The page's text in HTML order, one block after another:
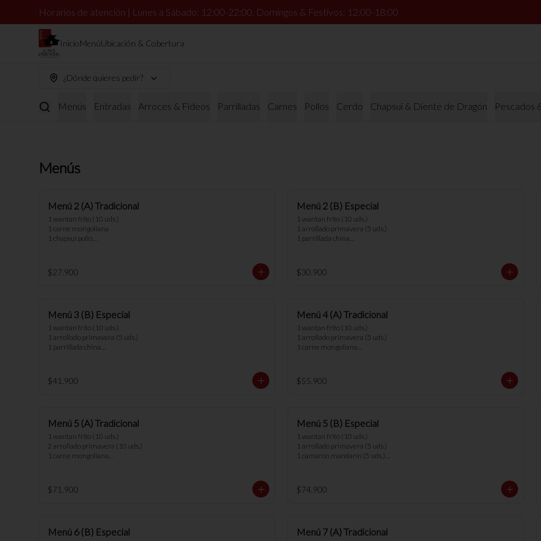
Horarios de atención | Lunes a Sábado: 12:00-22:00, Domingos & Festivos: 12:00-18:00
InicioMenúUbicación & Cobertura
¿Dónde quieres pedir?
Menús Entradas Arroces & Fideos Parrilladas Carnes Pollos Cerdo Chapsui & Diente de Dragón Pescados
Menús
Menú 2 (A) Tradicional
1 wantan frito (10 uds.)
1 carne mongoliana
1 chapsui pollo
*nota: no se pueden hacer cambios en
los menús.
$27.900
Menú 2 (B) Especial
1 wantan frito (10 uds.)
1 arrollado primavera (5 uds.)
1 parrillada china
*nota: no se pueden hacer cambios en
los menús.
$30.900
Menú 3 (B) Especial
1 wantan frito (10 uds.)
1 arrollado primavera (5 uds.)
1 parrillada china
*nota: no se pueden hacer cambios en
$41.900
Menú 4 (A) Tradicional
1 wantan frito (10 uds.)
1 arrollado primavera (5 uds.)
1 carne mongoliana
1 arrollado de marisco
4 arroz chaufan
$55.900
Menú 5 (A) Tradicional
1 wantan frito (10 uds.)
2 arrollado primavera (10 uds.)
1 carne mongoliana
1 arrollado de marisco
1 cerdo cantones
los menús.
$71.900
Menú 5 (B) Especial
1 wantan frito (10 uds.)
1 arrollado primavera (5 uds.)
1 camarón mandarín (5 uds.)
1 arrollado de marisco
1 cerdo cantones
los menús.
$74.900
Menú 6 (B) Especial Menú 7 (A) Tradicional